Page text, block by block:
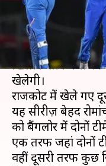
क्या है खबर?
भारतीय क्रिकेट टीम
खिलाफ तीन मैचों
खेलेगी।
राजकोट में खेले गए
यह सीरीज़ बेहद
को बैंगलोर में दोनों
एक तरफ जहां दोनों
वहीं दूसरी तरफ कुछ